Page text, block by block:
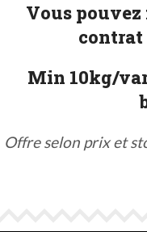
Vous pouvez
contrat
Min 10kg/
Offre selon prix et